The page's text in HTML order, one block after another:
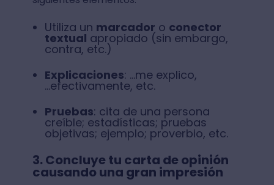
Utiliza un marcador o conector
textual apropiado (sin embargo,
contra, etc.)
Explicaciones: ...me explico,
...efectivamente, etc.
Pruebas: cita de una persona
creíble; estadísticas; pruebas
objetivas; ejemplo; proverbio, etc.
3. Concluye tu carta de opinión
causando una gran impresión